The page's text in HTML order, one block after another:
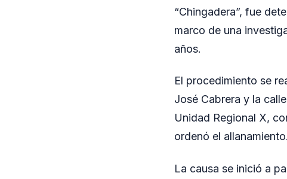
“Chingadera”, fue
marco de una
años.
El procedimiento se
José Cabrera y la
Unidad Regional X,
ordenó el allanamiento.
La causa se inició a